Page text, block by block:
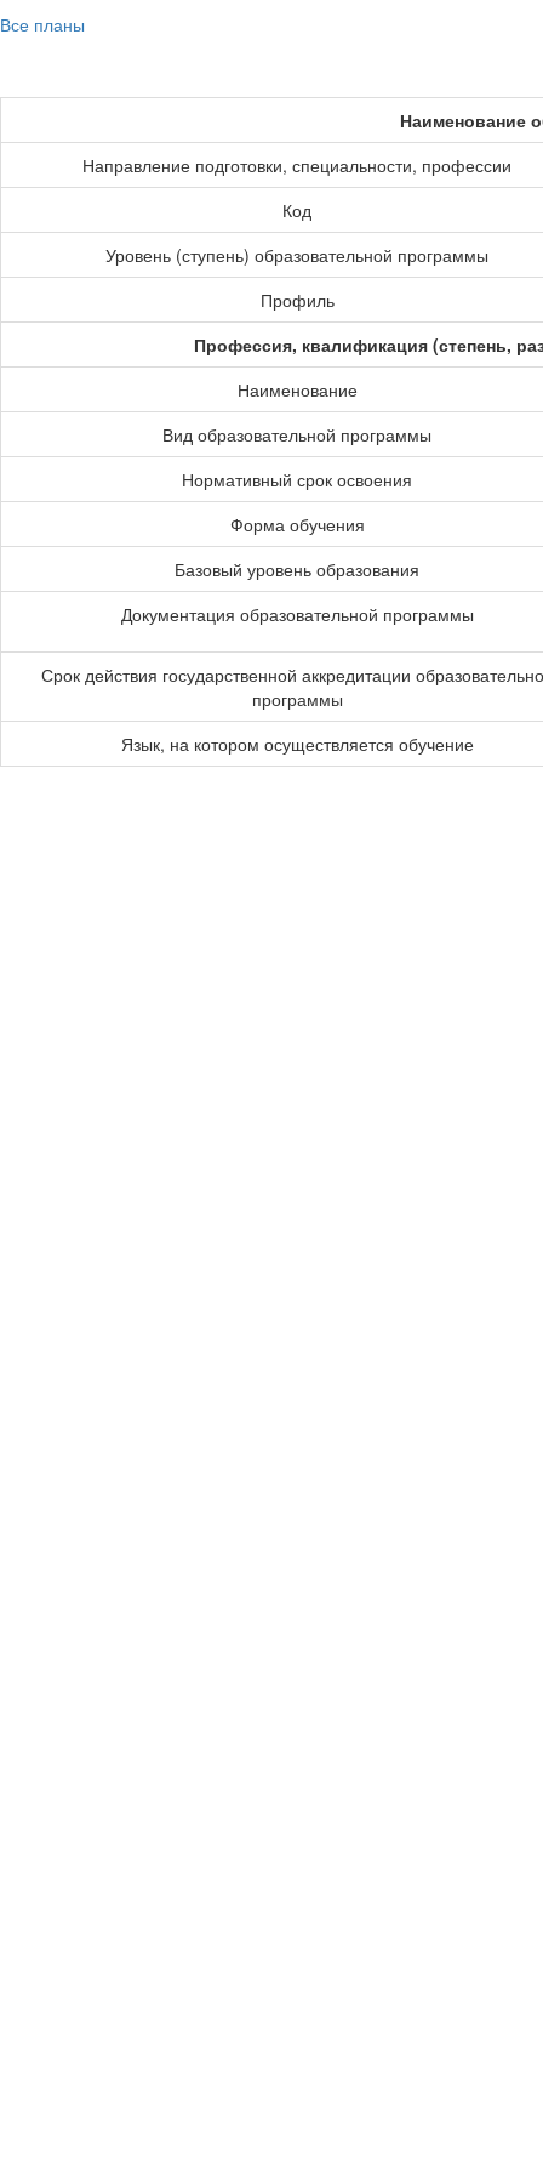
Все планы
Наименование
Направление подготовки, специальности, профессии
Код
Уровень (ступень) образовательной программы
Профиль
Профессия, квалификация (степень,
Наименование
Вид образовательной программы
Нормативный срок освоения
Форма обучения
Базовый уровень образования
Документация образовательной программы
Срок действия государственной аккредитации
программы
Язык, на котором осуществляется обучение